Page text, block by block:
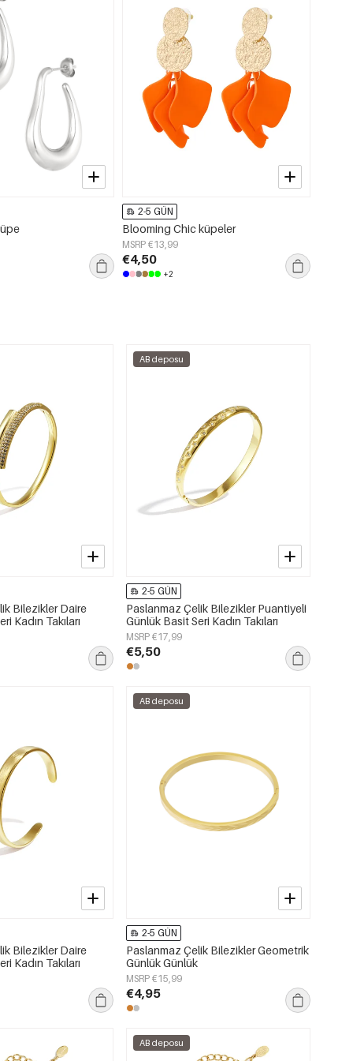
2-5 GÜN
Blooming Chic küpeler
MSRP €13,99
€4,50
+2
Bilezikler Daire
Kadın Takıları
AB deposu
2-5 GÜN
Paslanmaz Çelik Bilezikler Puantiyeli
Günlük Basit Seri Kadın Takıları
MSRP €17,99
€5,50
Bilezikler Daire
Kadın Takıları
AB deposu
2-5 GÜN
Paslanmaz Çelik Bilezikler Geometrik
Günlük Günlük
MSRP €15,99
€4,95
AB deposu